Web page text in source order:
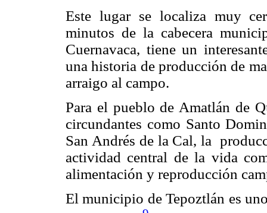
Este lugar se localiza muy
minutos de la cabecera
Cuernavaca, tiene un
una historia de producción de
arraigo al campo.
Para el pueblo de Amatlán de
circundantes como Santo
San Andrés de la Cal, la
actividad central de la vida
alimentación y reproducción
El municipio de Tepoztlán es